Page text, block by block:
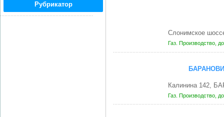
Рубрикатор
Слонимское
Газ. Производство,
Калинина 142,
Газ. Производство,